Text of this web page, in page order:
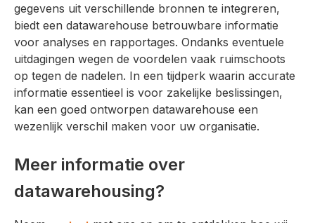
gegevens uit verschillende bronnen te integreren,
biedt een datawarehouse betrouwbare informatie
voor analyses en rapportages. Ondanks eventuele
uitdagingen wegen de voordelen vaak ruimschoots
op tegen de nadelen. In een tijdperk waarin accurate
informatie essentieel is voor zakelijke beslissingen,
kan een goed ontworpen datawarehouse een
wezenlijk verschil maken voor uw organisatie.
Meer informatie over
datawarehousing?